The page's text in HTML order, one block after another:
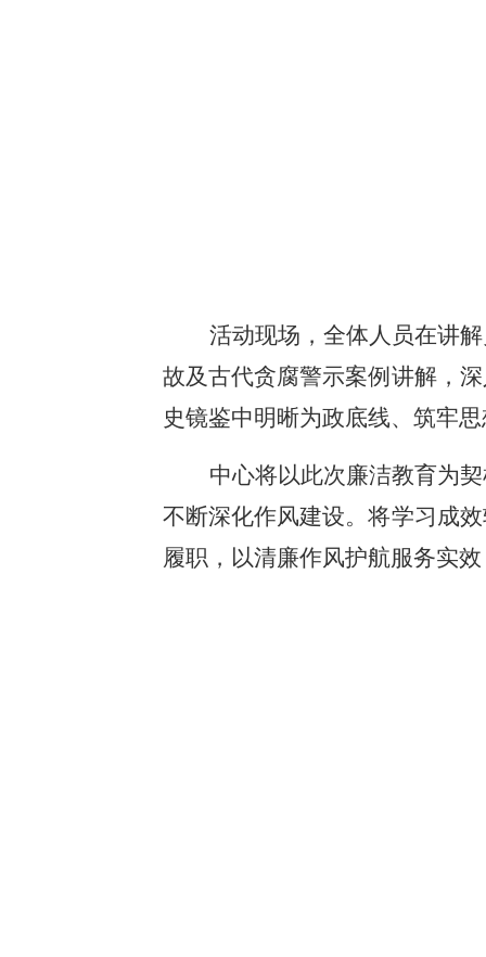
活动现场，全体人员在讲
故及古代贪腐警示案例讲解，
史镜鉴中明晰为政底线、筑牢
中心将以此次廉洁教育为
不断深化作风建设。将学习成
履职，以清廉作风护航服务实